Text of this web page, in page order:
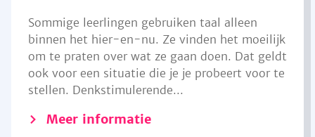
Sommige leerlingen gebruiken taal alleen
binnen het hier-en-nu. Ze vinden het moeilijk
om te praten over wat ze gaan doen. Dat geldt
ook voor een situatie die je je probeert voor te
stellen. Denkstimulerende...
Meer informatie